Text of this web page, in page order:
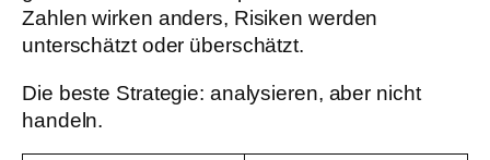
Zahlen wirken anders, Risiken werden
unterschätzt oder überschätzt.
Die beste Strategie: analysieren, aber nicht
handeln.